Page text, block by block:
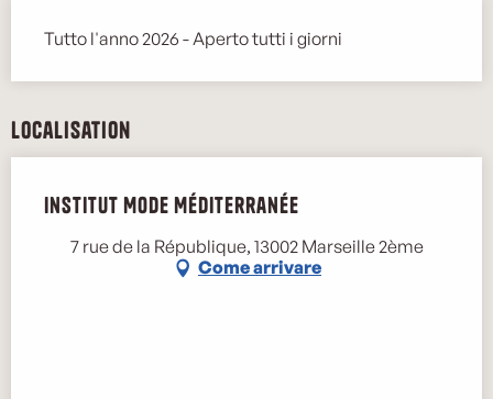
Tutto l'anno 2026 - Aperto tutti i giorni
Localisation
Institut Mode Méditerranée
7 rue de la République, 13002 Marseille 2ème
Come arrivare